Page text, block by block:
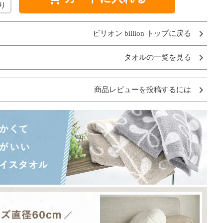
ビリオン billion トップに戻る
タオルの一覧を見る
商品レビューを投稿するには